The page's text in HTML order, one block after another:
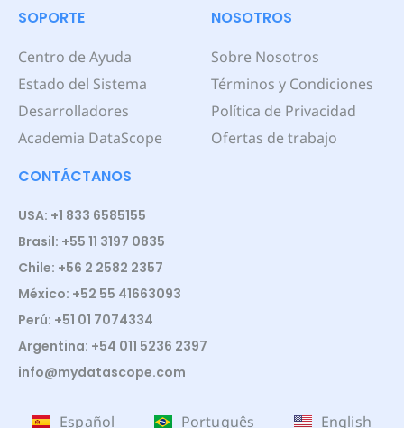
SOPORTE
Centro de Ayuda
Estado del Sistema
Desarrolladores
Academia DataScope
NOSOTROS
Sobre Nosotros
Términos y Condiciones
Política de Privacidad
Ofertas de trabajo
CONTÁCTANOS
USA: +1 833 6585155
Brasil: +55 11 3197 0835
Chile: +56 2 2582 2357
México: +52 55 41663093
Perú: +51 01 7074334
Argentina: +54 011 5236 2397
info@mydatascope.com
Español Português English